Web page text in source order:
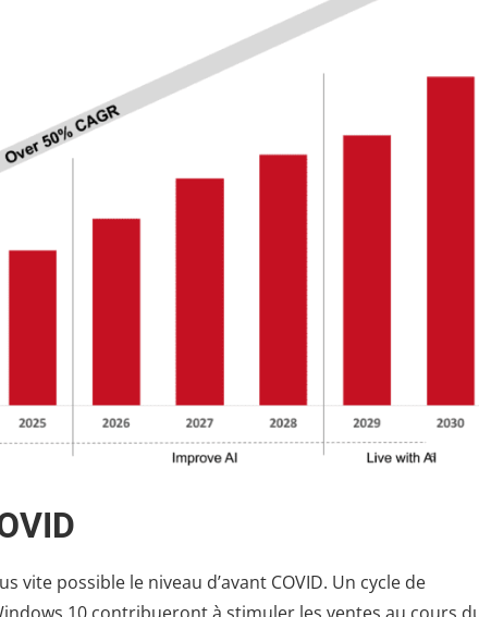
vite possible le niveau d’avant COVID. Un cycle de